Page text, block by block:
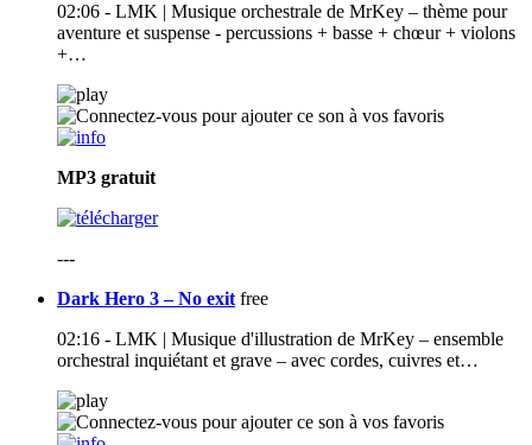
02:06 - LMK | Musique orchestrale de MrKey – thème pour
aventure et suspense - percussions + basse + chœur + violons
+…
MP3 gratuit
---
Dark Hero 3 – No exit free
02:16 - LMK | Musique d'illustration de MrKey – ensemble
orchestral inquiétant et grave – avec cordes, cuivres et…